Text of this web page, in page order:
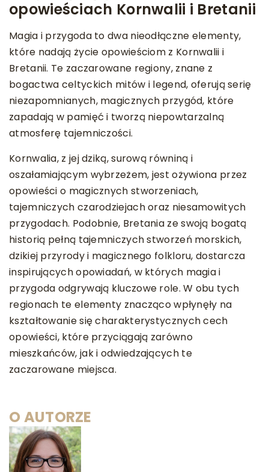
opowieściach Kornwalii i Bretanii
Magia i przygoda to dwa nieodłączne elementy,
które nadają życie opowieściom z Kornwalii i
Bretanii. Te zaczarowane regiony, znane z
bogactwa celtyckich mitów i legend, oferują serię
niezapomnianych, magicznych przygód, które
zapadają w pamięć i tworzą niepowtarzalną
atmosferę tajemniczości.
Kornwalia, z jej dziką, surową równiną i
oszałamiającym wybrzeżem, jest ożywiona przez
opowieści o magicznych stworzeniach,
tajemniczych czarodziejach oraz niesamowitych
przygodach. Podobnie, Bretania ze swoją bogatą
historią pełną tajemniczych stworzeń morskich,
dzikiej przyrody i magicznego folkloru, dostarcza
inspirujących opowiadań, w których magia i
przygoda odgrywają kluczowe role. W obu tych
regionach te elementy znacząco wpłynęły na
kształtowanie się charakterystycznych cech
opowieści, które przyciągają zarówno
mieszkańców, jak i odwiedzających te
zaczarowane miejsca.
O AUTORZE